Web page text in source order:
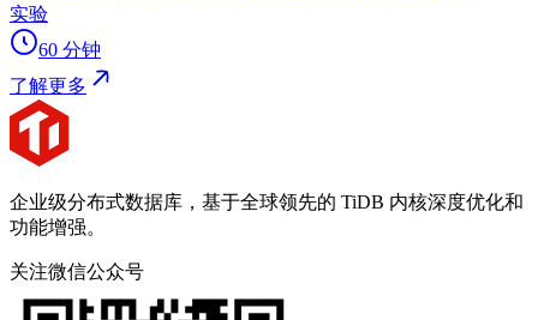
实验
60 分钟
了解更多
企业级分布式数据库，基于全球领先的 TiDB 内核深度优化和
功能增强。
关注微信公众号